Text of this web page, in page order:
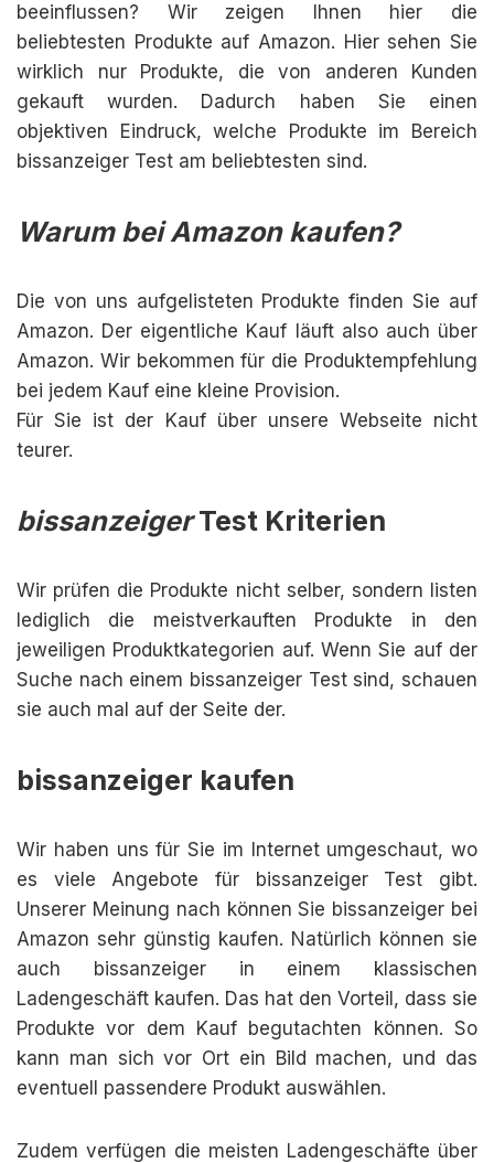
beeinflussen? Wir zeigen Ihnen hier die
beliebtesten Produkte auf Amazon. Hier sehen Sie
wirklich nur Produkte, die von anderen Kunden
gekauft wurden. Dadurch haben Sie einen
objektiven Eindruck, welche Produkte im Bereich
bissanzeiger Test am beliebtesten sind.
Warum bei Amazon kaufen?
Die von uns aufgelisteten Produkte finden Sie auf
Amazon. Der eigentliche Kauf läuft also auch über
Amazon. Wir bekommen für die Produktempfehlung
bei jedem Kauf eine kleine Provision.
Für Sie ist der Kauf über unsere Webseite nicht
teurer.
bissanzeigerTest Kriterien
Wir prüfen die Produkte nicht selber, sondern listen
lediglich die meistverkauften Produkte in den
jeweiligen Produktkategorien auf. Wenn Sie auf der
Suche nach einem bissanzeiger Test sind, schauen
sie auch mal auf der Seite der.
bissanzeiger kaufen
Wir haben uns für Sie im Internet umgeschaut, wo
es viele Angebote für bissanzeiger Test gibt.
Unserer Meinung nach können Sie bissanzeiger bei
Amazon sehr günstig kaufen. Natürlich können sie
auch bissanzeiger in einem klassischen
Ladengeschäft kaufen. Das hat den Vorteil, dass sie
Produkte vor dem Kauf begutachten können. So
kann man sich vor Ort ein Bild machen, und das
eventuell passendere Produkt auswählen.
Zudem verfügen die meisten Ladengeschäfte über